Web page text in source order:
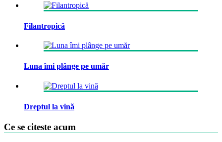
Filantropică
Luna îmi plânge pe umăr
Dreptul la vină
Ce se citeste acum